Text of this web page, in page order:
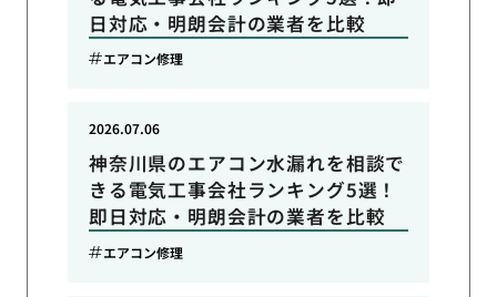
日対応・明朗会計の業者を比較
エアコン修理
神奈川県のエアコン水漏れを相談で
きる電気工事会社ランキング5選！
即日対応・明朗会計の業者を比較
2026.07.06
エアコン修理